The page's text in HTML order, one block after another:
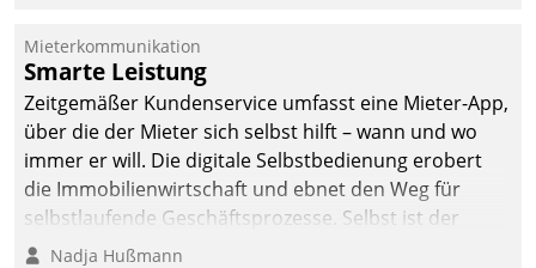
integrieren.
Mieterkommunikation
Smarte Leistung
Zeitgemäßer Kundenservice umfasst eine Mieter-App,
über die der Mieter sich selbst hilft – wann und wo
immer er will. Die digitale Selbstbedienung erobert
die Immobilienwirtschaft und ebnet den Weg für
selbstlaufende Geschäftsprozesse. Selbst ist der
Kunde und smart der Serviceanbieter.
Nadja Hußmann